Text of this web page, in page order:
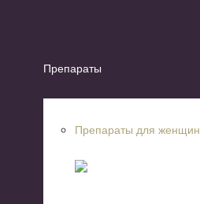
Препараты
Препараты для женщин